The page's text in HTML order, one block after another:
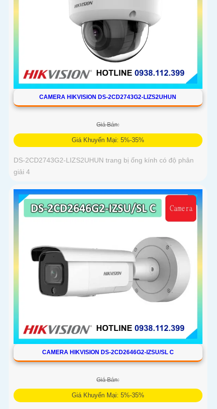
CAMERA HIKVISION DS-2CD2743G2-LIZS2UHUN
Giá Bán:
Giá Khuyến Mại: 5%-35%
DS-2CD2743G2-LIZS2UHUN trang bị ống kính có độ phân
giải 4
CAMERA HIKVISION DS-2CD2646G2-IZSU/SL C
Giá Bán:
Giá Khuyến Mại: 5%-35%